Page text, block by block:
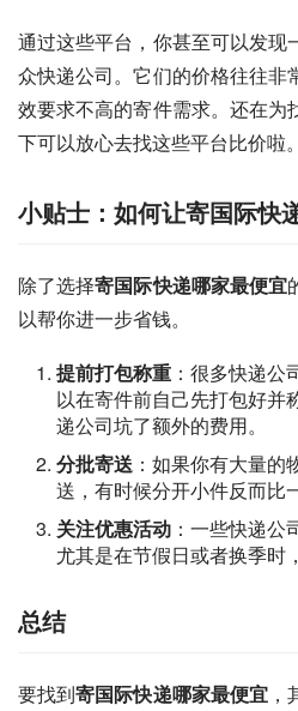
通过这些平台，你甚至可以发现
众快递公司。它们的价格往往非
效要求不高的寄件需求。还在为
下可以放心去找这些平台比价啦。
小贴士：如何让寄国际快
除了选择寄国际快递哪家最便宜
以帮你进一步省钱。
提前打包称重 ：很多快递
以在寄件前自己先打包好并
递公司坑了额外的费用。
分批寄送 ：如果你有大量
送，有时候分开小件反而比
关注优惠活动 ：一些快递公
尤其是在节假日或者换季时
总结
要找到寄国际快递哪家最便宜